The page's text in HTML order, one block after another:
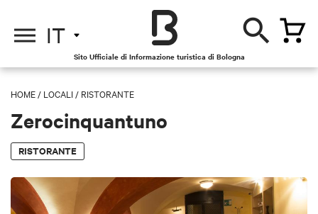
IT
Sito Ufficiale di Informazione turistica di Bologna
HOME / LOCALI / RISTORANTE
Zerocinquantuno
RISTORANTE